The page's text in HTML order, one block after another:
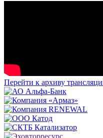
Перейти к архиву